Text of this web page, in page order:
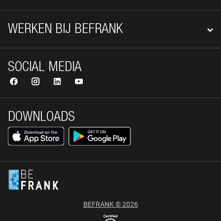
WERKEN BIJ BEFRANK
DOWNLOADS
SOCIAL MEDIA
BEFRANK © 2026